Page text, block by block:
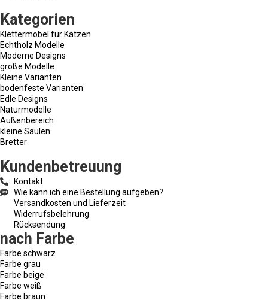
Kategorien
Klettermöbel für Katzen
Echtholz Modelle
Moderne Designs
große Modelle
Kleine Varianten
bodenfeste Varianten
Edle Designs
Naturmodelle
Außenbereich
kleine Säulen
Bretter
Kundenbetreuung
Kontakt
Wie kann ich eine Bestellung aufgeben?
Versandkosten und Lieferzeit
Widerrufsbelehrung
Rücksendung
nach Farbe
Farbe schwarz
Farbe grau
Farbe beige
Farbe weiß
Farbe braun